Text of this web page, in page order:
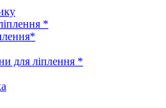
*
для ліплення *